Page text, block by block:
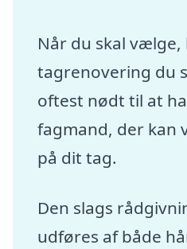
Når du skal
tagrenovering du
oftest nødt til at
fagmand, der kan
på dit tag.
Den slags
udføres af både